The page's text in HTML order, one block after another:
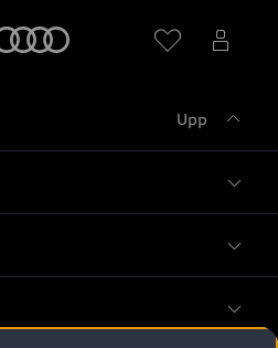
Upp